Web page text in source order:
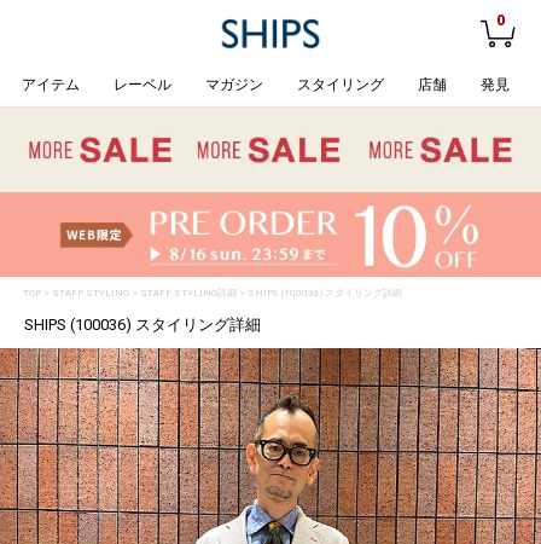
0
アイテム レーベル マガジン スタイリング 店舗 発見
TOP> STAFF STYLING> STAFF STYLING詳細 > SHIPS (100036) スタイリング詳細
SHIPS (100036) スタイリング詳細